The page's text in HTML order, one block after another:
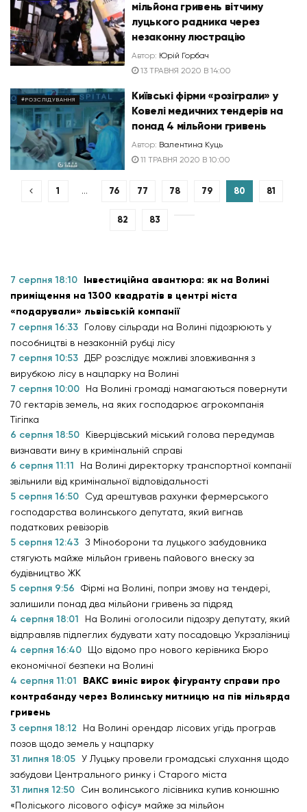
мільйона гривень вітчиму
луцького радника через
незаконну люстрацію
Автор: Юрій Горбач
13 ТРАВНЯ 2020 В 14:00
#РОЗСЛІДУВАННЯ
Київські фірми «розіграли» у
Ковелі медичних тендерів на
понад 4 мільйони гривень
Автор: Валентина Куць
11 ТРАВНЯ 2020 В 10:00
1 … 76 77 78 79 80 81
82 83
7 серпня 18:10 Інвестиційна авантюра: як на Волині
приміщення на 1300 квадратів в центрі міста
«подарували» львівській компанії
7 серпня 16:33
Голову сільради на Волині підозрюють у
пособництві в незаконній рубці лісу
7 серпня 10:53 ДБР розслідує можливі зловживання з
вирубкою лісу в нацпарку на Волині
7 серпня 10:00
На Волині громаді намагаються повернути
70 гектарів земель, на яких господарює агрокомпанія
Тігіпка
6 серпня 18:50
Ківерцівський міський голова передумав
визнавати вину в кримінальній справі
6 серпня 11:11
На Волині директорку транспортної компанії
звільнили від кримінальної відповідальності
5 серпня 16:50
Суд арештував рахунки фермерського
господарства волинського депутата, який вигнав
податкових ревізорів
5 серпня 12:43 З Міноборони та луцького забудовника
стягують майже мільйон гривень пайового внеску за
будівництво ЖК
5 серпня 9:56
Фірмі на Волині, попри змову на тендері,
залишили понад два мільйони гривень за підряд
4 серпня 18:01
На Волині оголосили підозру депутату, який
відправляв підлеглих будувати хату посадовцю Укрзалізниці
4 серпня 16:40
Що відомо про нового керівника Бюро
економічної безпеки на Волині
4 серпня 11:01
ВАКС виніс вирок фігуранту справи про
контрабанду через Волинську митницю на пів мільярда
гривень
3 серпня 18:12
На Волині орендар лісових угідь програв
позов щодо земель у нацпарку
31 липня 18:05 У Луцьку провели громадські слухання щодо
забудови Центрального ринку і Старого міста
31 липня 12:50
Син волинського лісівника купив конюшню
«Поліського лісового офісу» майже за мільйон